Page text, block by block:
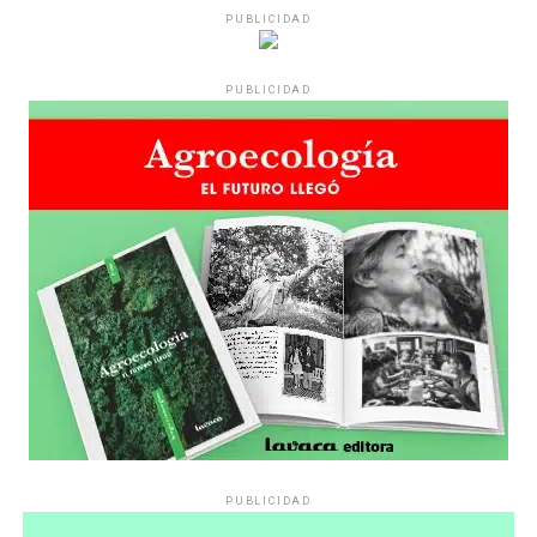
Hay varios hombres presentes: padres con sus hijas,
grupos de amigos, novios. «Con los pares que no tienen
sensibilidad al tema, la conversación se vuelve muy
estratégica, hay que evitar el choque frontal. Mi método
es a través del interrogante, que puedan encarnar la
pregunta», comparte Gonzalo, de 41 años.
PUBLICIDAD
PUBLICIDAD
PUBLICIDAD